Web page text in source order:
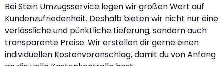
Bei Stein Umzugsservice legen wir großen Wert auf
Kundenzufriedenheit. Deshalb bieten wir nicht nur eine
verlässliche und pünktliche Lieferung, sondern auch
transparente Preise. Wir erstellen dir gerne einen
individuellen Kostenvoranschlag, damit du von Anfang